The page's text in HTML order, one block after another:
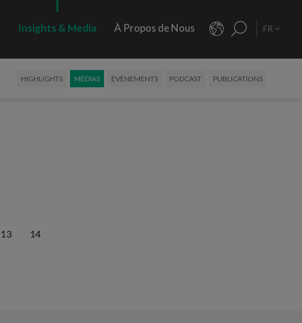
Insights & Media À Propos de Nous FR
HIGHLIGHTS MÉDIAS ÉVÈNEMENTS PODCAST PUBLICATIONS
13 14